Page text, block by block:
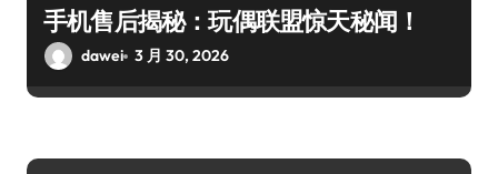
手机售后揭秘：玩偶联盟惊天秘闻！
dawei 3 月 30, 2026